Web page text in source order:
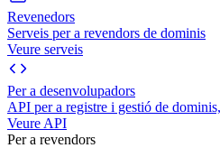
Revenedors
Serveis per a revendors de dominis
Veure serveis
Per a desenvolupadors
API per a registre i gestió de
Veure API
Per a revendors